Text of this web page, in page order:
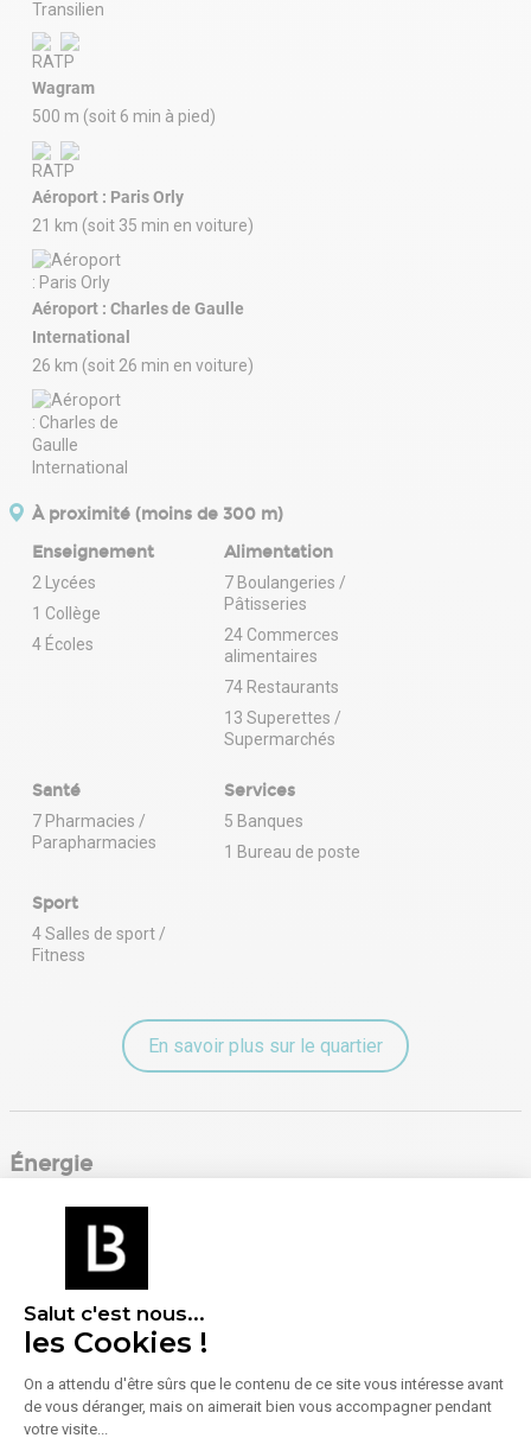
Salut c'est nous...
les Cookies !
On a attendu d'être sûrs que le contenu de ce site vous intéresse avant
de vous déranger, mais on aimerait bien vous accompagner pendant
votre visite...
Wagram
500 m (soit 6 min à pied)
Aéroport : Paris Orly
21 km (soit 35 min en voiture)
Aéroport : Charles de Gaulle
International
26 km (soit 26 min en voiture)
À proximité (moins de 300 m)
Enseignement
2 Lycées
1 Collège
4 Écoles
Alimentation
7 Boulangeries /
Pâtisseries
24 Commerces
alimentaires
74 Restaurants
13 Superettes /
Supermarchés
Santé
7 Pharmacies /
Parapharmacies
Services
5 Banques
1 Bureau de poste
Sport
4 Salles de sport /
Fitness
En savoir plus sur le quartier
Énergie
Diagnostic de performance énergétique (DPE)
Consommation (énergie primaire) :
Indice d'émission de gaz à effet de serre (GES)
Émissions :Non communiqué
En savoir plus sur le bien